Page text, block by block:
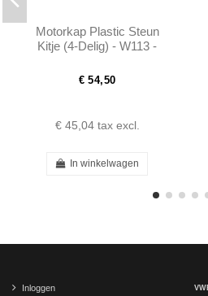
Motorkap Plastic Steun
Kitje (4-Delig) - W113 -
€ 54,50
€ 45,04 tax excl.
In winkelwagen
Inloggen